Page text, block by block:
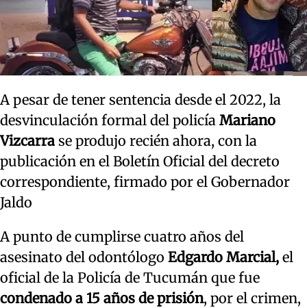
A pesar de tener sentencia desde el 2022, la
desvinculación formal del policía Mariano
Vizcarra se produjo recién ahora, con la
publicación en el Boletín Oficial del decreto
correspondiente, firmado por el Gobernador
Jaldo
A punto de cumplirse cuatro años del
asesinato del odontólogo Edgardo Marcial, el
oficial de la Policía de Tucumán que fue
condenado a 15 años de prisión, por el crimen,